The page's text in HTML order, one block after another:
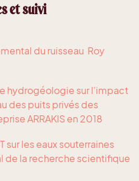
et suivi
du ruisseau Roy
hydrogéologie sur l'impact
des puits privés des
ARRAKIS en 2018
sur les eaux souterraines
de la recherche scientifique